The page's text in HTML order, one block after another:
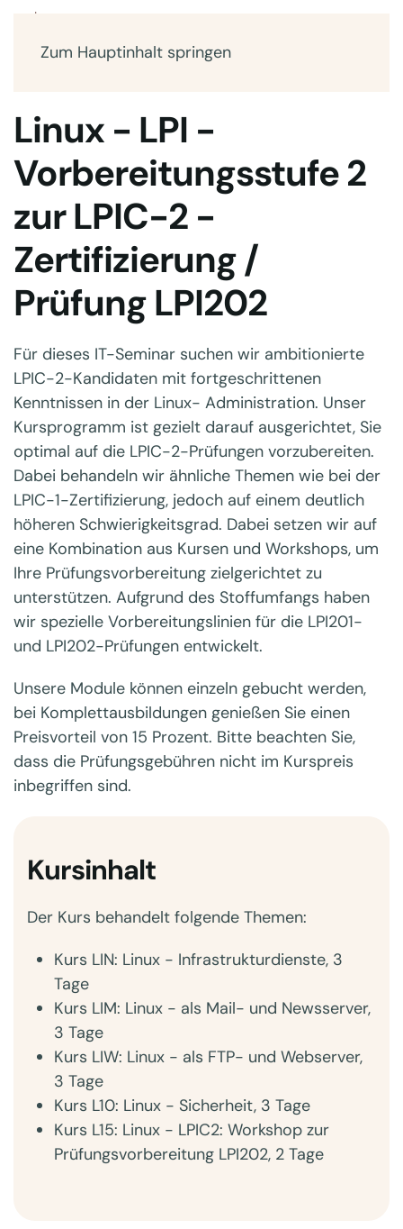
Zum Hauptinhalt springen
Linux - LPI -
Vorbereitungsstufe 2
zur LPIC-2 -
Zertifizierung /
Prüfung LPI202
Für dieses IT-Seminar suchen wir ambitionierte
LPIC-2-Kandidaten mit fortgeschrittenen
Kenntnissen in der Linux- Administration. Unser
Kursprogramm ist gezielt darauf ausgerichtet, Sie
optimal auf die LPIC-2-Prüfungen vorzubereiten.
Dabei behandeln wir ähnliche Themen wie bei der
LPIC-1-Zertifizierung, jedoch auf einem deutlich
höheren Schwierigkeitsgrad. Dabei setzen wir auf
eine Kombination aus Kursen und Workshops, um
Ihre Prüfungsvorbereitung zielgerichtet zu
unterstützen. Aufgrund des Stoffumfangs haben
wir spezielle Vorbereitungslinien für die LPI201-
und LPI202-Prüfungen entwickelt.
Unsere Module können einzeln gebucht werden,
bei Komplettausbildungen genießen Sie einen
Preisvorteil von 15 Prozent. Bitte beachten Sie,
dass die Prüfungsgebühren nicht im Kurspreis
inbegriffen sind.
Kursinhalt
Der Kurs behandelt folgende Themen:
Kurs LIN: Linux - Infrastrukturdienste, 3
Tage
Kurs LIM: Linux - als Mail- und Newsserver,
3 Tage
Kurs LIW: Linux - als FTP- und Webserver,
3 Tage
Kurs L10: Linux - Sicherheit, 3 Tage
Kurs L15: Linux - LPIC2: Workshop zur
Prüfungsvorbereitung LPI202, 2 Tage